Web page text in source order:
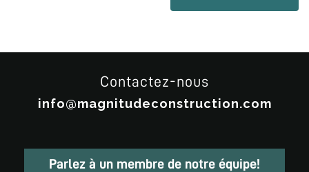
Contactez-nous
info@magnitudeconstruction.com
Parlez à un membre de notre équipe!